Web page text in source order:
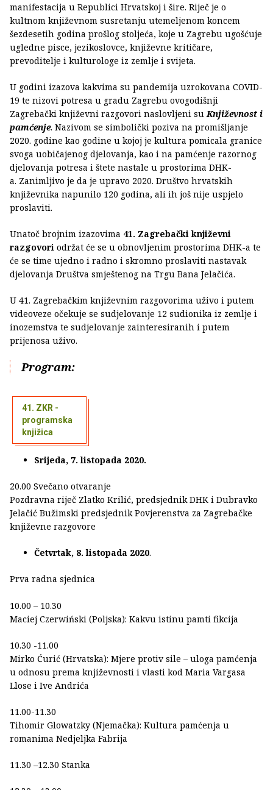
manifestacija u Republici Hrvatskoj i šire. Riječ je o
kultnom književnom susretanju utemeljenom koncem
šezdesetih godina prošlog stoljeća, koje u Zagrebu ugošćuje
ugledne pisce, jezikoslovce, književne kritičare,
prevoditelje i kulturologe iz zemlje i svijeta.
U godini izazova kakvima su pandemija uzrokovana COVID-
19 te nizovi potresa u gradu Zagrebu ovogodišnji
Zagrebački književni razgovori naslovljeni suKnjiževnost i
pamćenje. Nazivom se simbolički poziva na promišljanje
2020. godine kao godine u kojoj je kultura pomicala granice
svoga uobičajenog djelovanja, kao i na pamćenje razornog
djelovanja potresa i štete nastale u prostorima DHK-
a. Zanimljivo je da je upravo 2020. Društvo hrvatskih
književnika napunilo 120 godina, ali ih još nije uspjelo
proslaviti.
Unatoč brojnim izazovima 41. Zagrebački književni
razgovori održat će se u obnovljenim prostorima DHK-a te
će se time ujedno i radno i skromno proslaviti nastavak
djelovanja Društva smještenog na Trgu Bana Jelačića.
U 41. Zagrebačkim književnim razgovorima uživo i putem
videoveze očekuje se sudjelovanje 12 sudionika iz zemlje i
inozemstva te sudjelovanje zainteresiranih i putem
prijenosa uživo.
Program:
41. ZKR -
programska
knjižica
Srijeda, 7. listopada 2020.
20.00 Svečano otvaranje
Pozdravna riječ Zlatko Krilić, predsjednik DHK i Dubravko
Jelačić Bužimski predsjednik Povjerenstva za Zagrebačke
književne razgovore
Četvrtak, 8. listopada 2020.
Prva radna sjednica
10.00 – 10.30
Maciej Czerwiński (Poljska): Kakvu istinu pamti fikcija
10.30 -11.00
Mirko Ćurić (Hrvatska): Mjere protiv sile – uloga pamćenja
u odnosu prema književnosti i vlasti kod Maria Vargasa
Llose i Ive Andrića
11.00-11.30
Tihomir Glowatzky (Njemačka): Kultura pamćenja u
romanima Nedjeljka Fabrija
11.30 –12.30 Stanka